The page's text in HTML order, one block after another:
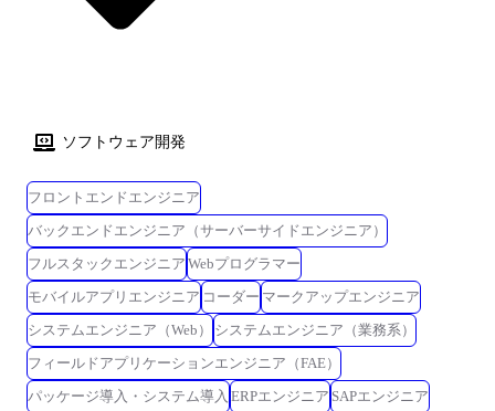
ソフトウェア開発
フロントエンドエンジニア
バックエンドエンジニア（サーバーサイドエンジニア）
フルスタックエンジニア Webプログラマー
モバイルアプリエンジニア コーダー マークアップエンジニア
システムエンジニア（Web）
システムエンジニア（業務系）
フィールドアプリケーションエンジニア（FAE）
パッケージ導入・システム導入 ERPエンジニア SAPエンジニア